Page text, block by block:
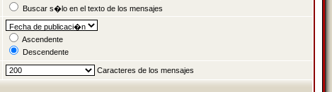
Buscar s�lo en el texto de los mensajes
Ascendente
Descendente
Caracteres de los mensajes